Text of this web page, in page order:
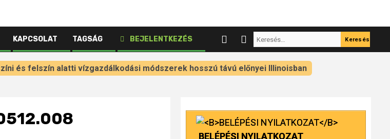
KAPCSOLAT TAGSÁG BEJELENTKEZÉS Keresés:
és felszín alatti vízgazdálkodási módszerek hosszú távú előnyei Illinoisban
BELÉPÉSI NYILATKOZAT